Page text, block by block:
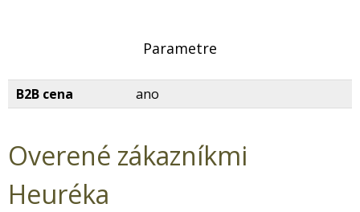
Parametre
B2B cena ano
Overené zákazníkmi
Heuréka